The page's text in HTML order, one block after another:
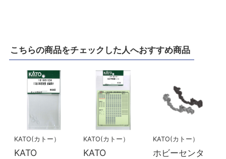
こちらの商品をチェックした人へおすすめ商品
KATO(カトー）
KATO
KATO(カトー）
KATO
KATO(カトー）
ホビーセンタ